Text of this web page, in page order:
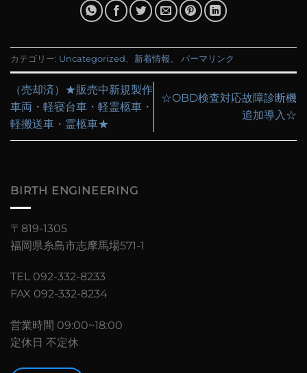
カテゴリー: Uncategorized、 新着情報。 パーマリンク
（売却済）★販売中新規製作
車両・軽寝台車・軽霊柩車・
軽搬送車・霊柩車★
☆OBD検査対応故障診断機
追加導入☆
BIRTH ENGINEERING
〒819-1305
福岡県糸島市志摩馬場571-1
TEL 092-332-8233
FAX 092-332-8234
営業時間 09:00~18:00
定休日 不定休